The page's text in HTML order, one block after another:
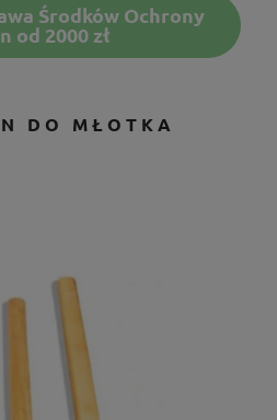
Środków Ochrony
od 2000 zł
DO MŁOTKA